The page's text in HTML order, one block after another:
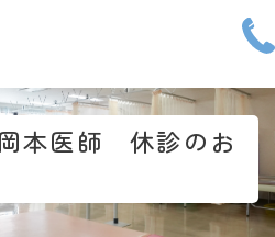
メ
中 大
本医師 休診のお